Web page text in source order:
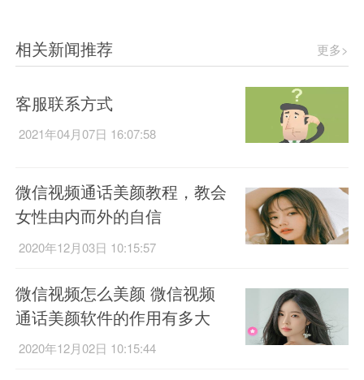
相关新闻推荐 更多>
客服联系方式
2021年04月07日 16:07:58
微信视频通话美颜教程，教会
女性由内而外的自信
2020年12月03日 10:15:57
微信视频怎么美颜 微信视频
通话美颜软件的作用有多大
2020年12月02日 10:15:44